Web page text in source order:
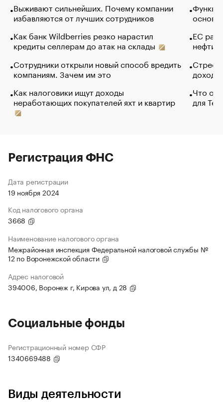
Выживают сильнейших. Почему компании
избавляются от лучших сотрудников
Как банк Wildberries резко нарастил
кредиты селлерам до атак на склады
Сотрудники открыли новый способ вредить
компаниям. Зачем им это
Как налоговики ищут доходы
неработающих покупателей яхт и квартир
основ
ЕС
нефти
Что
для
Регистрация ФНС
Дата регистрации
19 ноября 2024
Код налогового органа
3668
Наименование налогового органа
Межрайонная инспекция Федеральной налоговой службы №
12 по Воронежской области
Адрес налоговой
394006, Воронеж г, Кирова ул, д 28
Социальные фонды
Регистрационный номер СФР
1340669488
Виды деятельности